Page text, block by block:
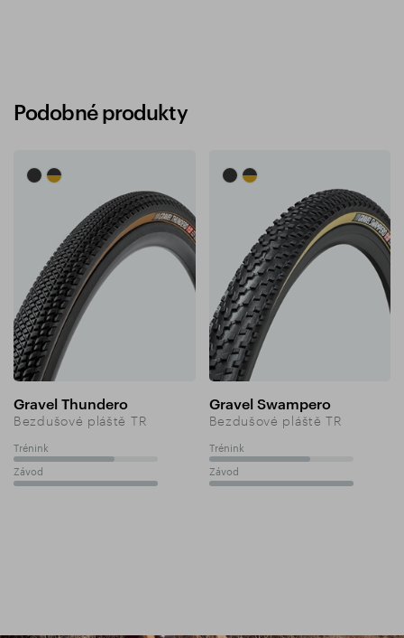
Podobné produkty
Gravel Thundero
Bezdušové pláště TR
Trénink 70%
Závod 100%
Gravel Swampero
Bezdušové pláště TR
Trénink 70%
Závod 100%